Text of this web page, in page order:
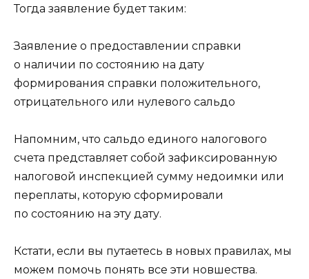
Тогда заявление будет таким:
Заявление о предоставлении справки
о наличии по состоянию на дату
формирования справки положительного,
отрицательного или нулевого сальдо
Напомним, что сальдо единого налогового
счета представляет собой зафиксированную
налоговой инспекцией сумму недоимки или
переплаты, которую сформировали
по состоянию на эту дату.
Кстати, если вы путаетесь в новых правилах, мы
можем помочь понять все эти новшества.